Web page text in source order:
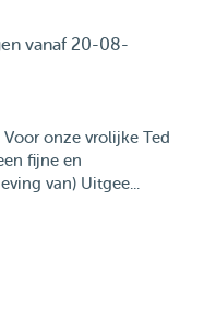
vanaf 20-08-
onze vrolijke Ted
fijne en
van) Uitgee...